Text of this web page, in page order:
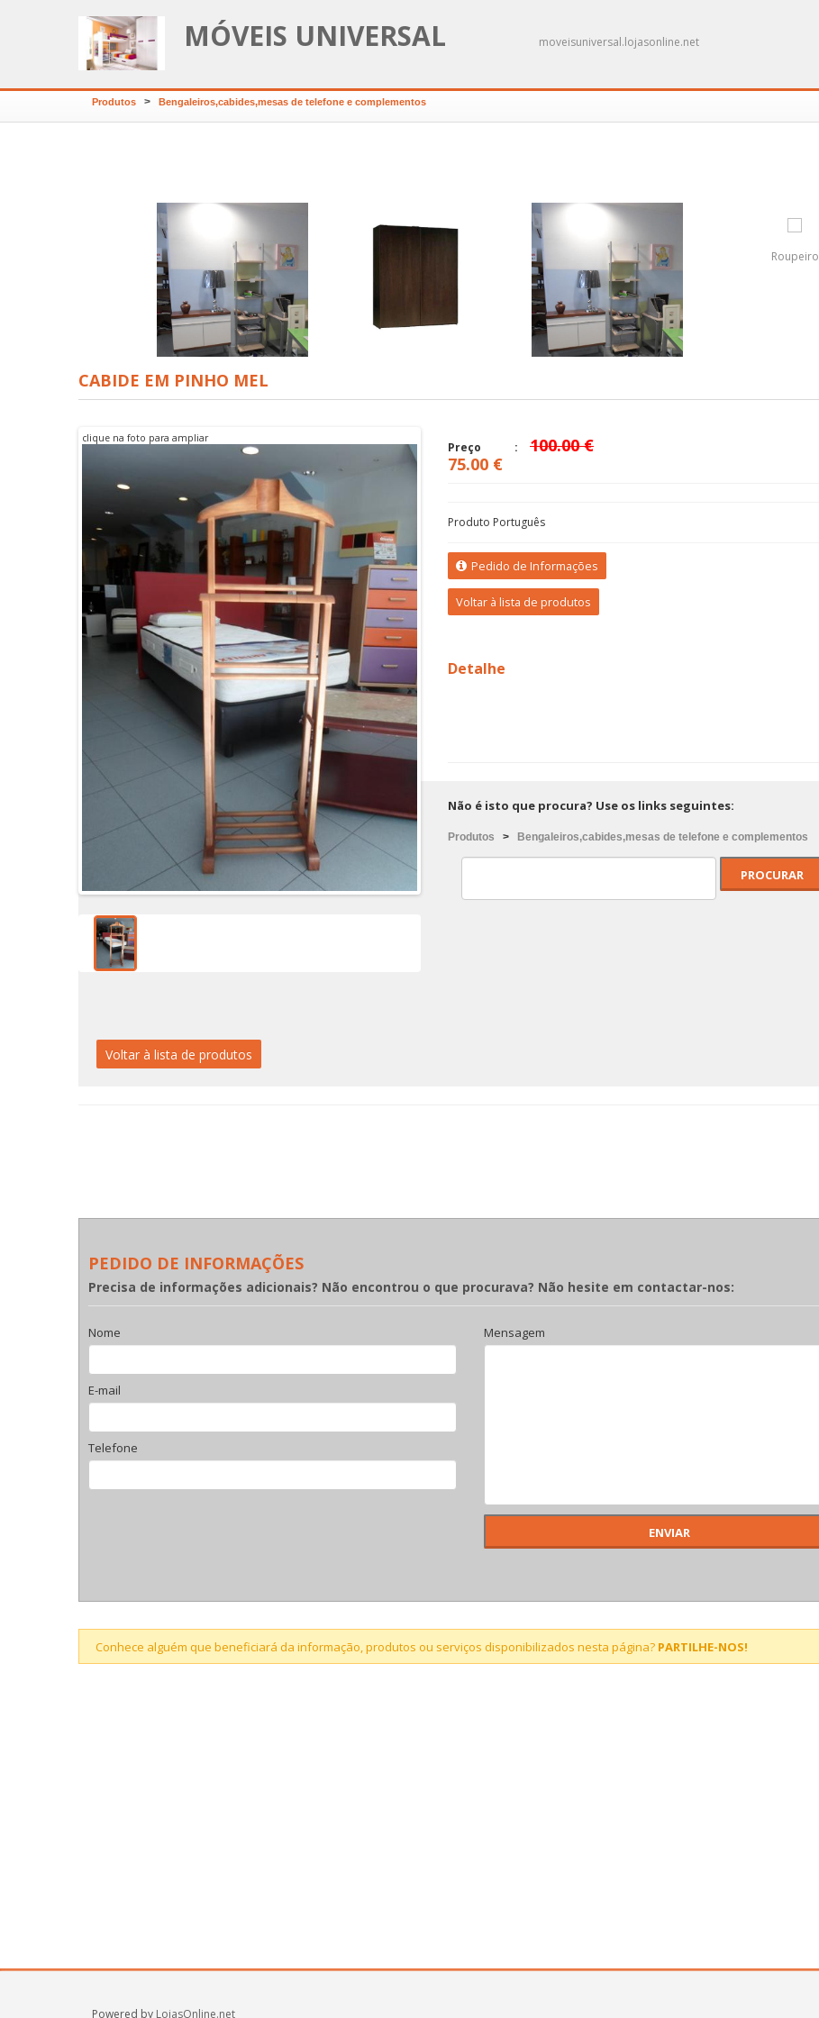
MÓVEIS UNIVERSAL moveisuniversal.lojasonline.net
Produtos > Bengaleiros,cabides,mesas de telefone e complementos
Roupeiro
CABIDE EM PINHO MEL
clique na foto para ampliar
Preço
100.00 €
75.00 €
Produto Português
Pedido de Informações
Voltar à lista de produtos
Detalhe
Não é isto que procura? Use os links seguintes:
Produtos > Bengaleiros,cabides,mesas de telefone e complementos
Voltar à lista de produtos
PEDIDO DE INFORMAÇÕES
Precisa de informações adicionais? Não encontrou o que procurava? Não hesite em contactar-nos:
Nome
E-mail
Telefone
Mensagem
Conhece alguém que beneficiará da informação, produtos ou serviços disponibilizados nesta página? PARTILHE-NOS!
Powered by LojasOnline.net